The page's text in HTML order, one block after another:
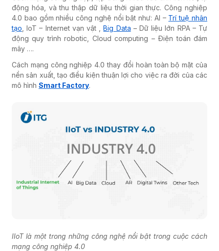
động hóa, và thu thập dữ liệu thời gian thực. Công nghiệp
4.0 bao gồm nhiều công nghệ nổi bật như: AI – Trí tuệ nhân
tạo , IoT – Internet vạn vật ,Big Data – Dữ liệu lớn RPA – Tự
động quy trình robotic, Cloud computing – Điện toán đám
mây ….
Cách mạng công nghiệp 4.0 thay đổi hoàn toàn bộ mặt của
nền sản xuất, tạo điều kiện thuận lợi cho việc ra đời của các
mô hình Smart Factory.
IIoT là một trong những công nghệ nổi bật trong cuộc cách
mạng công nghiệp 4.0